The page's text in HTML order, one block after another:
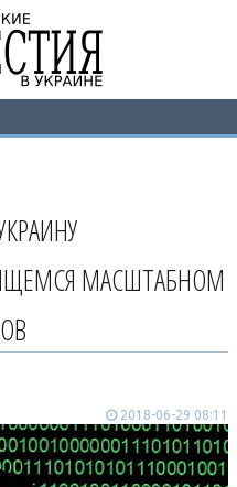
МАСШТАБНОМ
2018-06-29 08:11